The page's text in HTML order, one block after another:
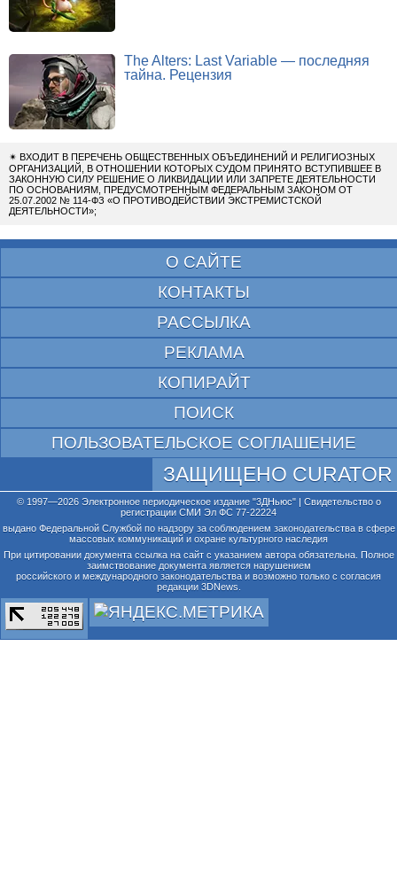
The Alters: Last Variable — последняя
тайна. Рецензия
✴ ВХОДИТ В ПЕРЕЧЕНЬ ОБЩЕСТВЕННЫХ ОБЪЕДИНЕНИЙ И РЕЛИГИОЗНЫХ
ОРГАНИЗАЦИЙ, В ОТНОШЕНИИ КОТОРЫХ СУДОМ ПРИНЯТО ВСТУПИВШЕЕ В
ЗАКОННУЮ СИЛУ РЕШЕНИЕ О ЛИКВИДАЦИИ ИЛИ ЗАПРЕТЕ ДЕЯТЕЛЬНОСТИ
ПО ОСНОВАНИЯМ, ПРЕДУСМОТРЕННЫМ ФЕДЕРАЛЬНЫМ ЗАКОНОМ ОТ
25.07.2002 № 114-ФЗ «О ПРОТИВОДЕЙСТВИИ ЭКСТРЕМИСТСКОЙ
ДЕЯТЕЛЬНОСТИ»;
О САЙТЕ
КОНТАКТЫ
РАССЫЛКА
РЕКЛАМА
КОПИРАЙТ
ПОИСК
ПОЛЬЗОВАТЕЛЬСКОЕ СОГЛАШЕНИЕ
ЗАЩИЩЕНО CURATOR
© 1997—2026 Электронное периодическое издание "3ДНьюс" | Свидетельство о
регистрации СМИ Эл ФС 77-22224
выдано Федеральной Службой по надзору за соблюдением законодательства в сфере
массовых коммуникаций и охране культурного наследия
При цитировании документа ссылка на сайт с указанием автора обязательна. Полное
заимствование документа является нарушением
российского и международного законодательства и возможно только с согласия
редакции 3DNews.